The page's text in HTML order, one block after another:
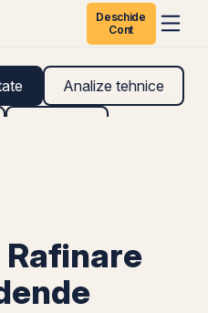
Deschide
Cont
Analize tehnice